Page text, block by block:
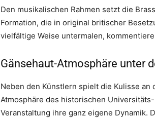
Den musikalischen Rahmen setzt die
Formation, die in original britischer
vielfältige Weise untermalen,
Gänsehaut-Atmosphäre unter
Neben den Künstlern spielt die Kulisse
Atmosphäre des historischen
Veranstaltung ihre ganz eigene Dynamik.